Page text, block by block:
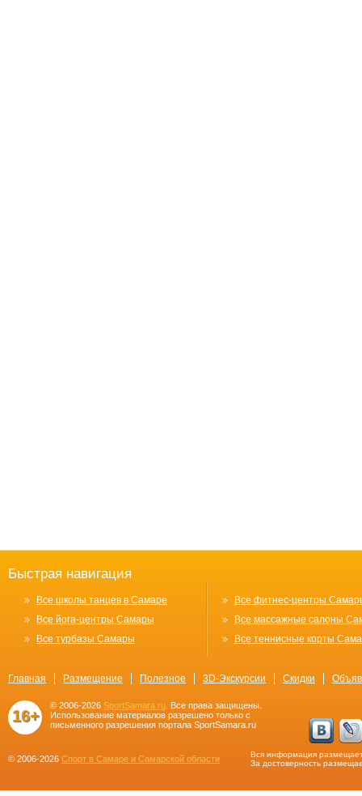
Быстрая навигация
Все школы танцев в Самаре
Все йога-центры Самары
Все турбазы Самары
Все фитнес-центры
Все массажные салоны
Все теннисные корты
Главная Размещение Полезное 3D-Экскурсии Скидки
16+
© 2006-2026 SportSamara.ru . Все права защищены.
Использование материалов разрешено только с
письменного разрешения портала SportSamara.ru
© 2006-2026 Спорт в Самаре и Самарской области
Вся информация
За достоверность